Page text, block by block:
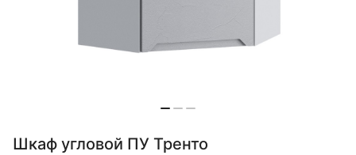
Шкаф угловой ПУ Тренто